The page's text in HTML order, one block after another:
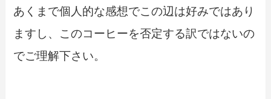
あくまで個人的な感想でこの辺は好みではあり
ますし、このコーヒーを否定する訳ではないの
でご理解下さい。